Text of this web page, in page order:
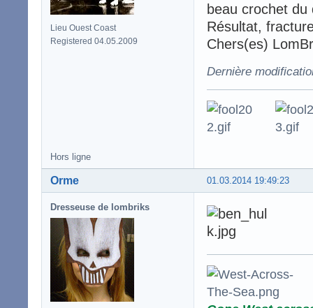
Lieu Ouest Coast
Registered 04.05.2009
beau crochet du
Résultat,
Chers(es)
Dernière
Hors ligne
01.03.2014 19:49:23
Orme
Dresseuse de lombriks